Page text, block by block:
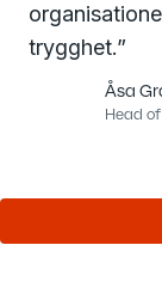
trygghet.”
Åsa
Head